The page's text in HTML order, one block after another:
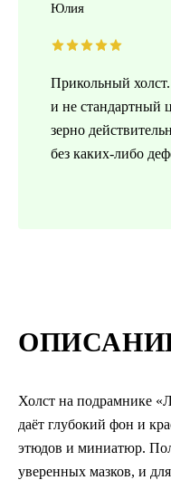
Холст на подрамнике
даёт глубокий фон и
этюдов и миниатюр.
уверенных мазков, и
Юлия
Прикольный
и не стандартный
зерно
без каких-либо